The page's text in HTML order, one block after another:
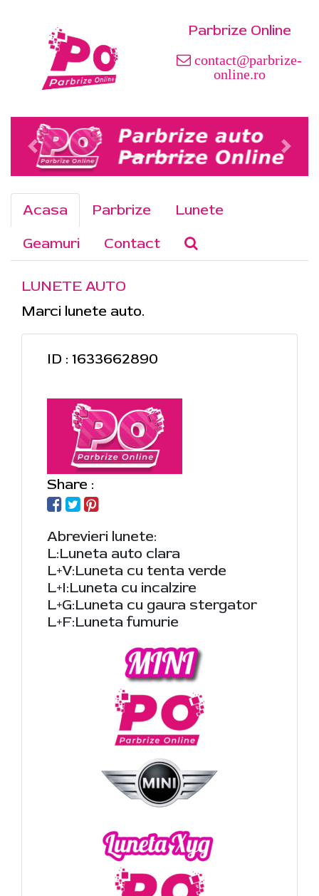
Parbrize Online
contact@parbrize-
online.ro
Acasa Parbrize
Lunete
Geamuri
Contact
LUNETE AUTO
Marci lunete auto.
ID : 1633662890
Share :
Abrevieri lunete:
L:Luneta auto clara
L+V:Luneta cu tenta verde
L+I:Luneta cu incalzire
L+G:Luneta cu gaura stergator
L+F:Luneta fumurie